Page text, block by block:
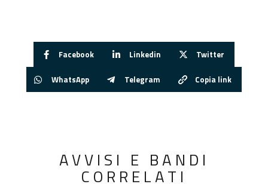
Facebook Linkedin Twitter
WhatsApp Telegram Copia link
AVVISI E BANDI
CORRELATI